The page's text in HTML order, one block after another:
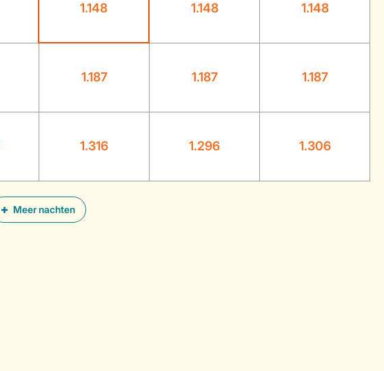
Meer nachten
1.148 1.148 1.148
1.187 1.187 1.187
1.316 1.296 1.306